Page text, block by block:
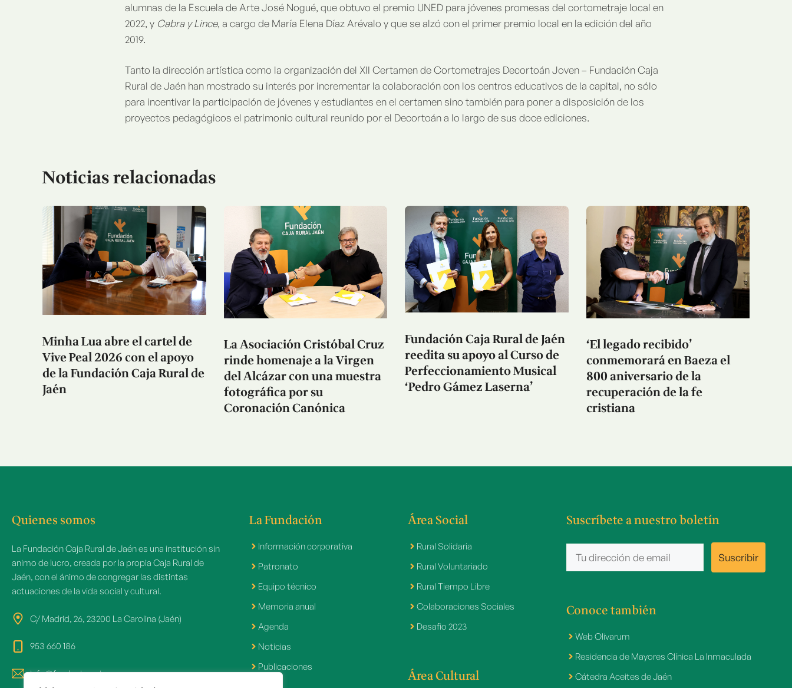
alumnas de la Escuela de Arte José Nogué, que obtuvo el premio UNED para jóvenes promesas del cortometraje local en
2022, y Cabra y Lince, a cargo de María Elena Díaz Arévalo y que se alzó con el primer premio local en la edición del año
2019.
Tanto la dirección artística como la organización del XII Certamen de Cortometrajes Decortoán Joven – Fundación Caja
Rural de Jaén han mostrado su interés por incrementar la colaboración con los centros educativos de la capital, no sólo
para incentivar la participación de jóvenes y estudiantes en el certamen sino también para poner a disposición de los
proyectos pedagógicos el patrimonio cultural reunido por el Decortoán a lo largo de sus doce ediciones.
Noticias relacionadas
Minha Lua abre el cartel de
Vive Peal 2026 con el apoyo
de la Fundación Caja Rural de
Jaén
La Asociación Cristóbal Cruz
rinde homenaje a la Virgen
del Alcázar con una muestra
fotográfica por su
Coronación Canónica
Fundación Caja Rural de Jaén
reedita su apoyo al Curso de
Perfeccionamiento Musical
‘Pedro Gámez Laserna’
‘El legado recibido’
conmemorará en Baeza el
800 aniversario de la
recuperación de la fe
cristiana
Quienes somos
La Fundación Caja Rural de Jaén es una institución sin
animo de lucro, creada por la propia Caja Rural de
Jaén, con el ánimo de congregar las distintas
actuaciones de la vida social y cultural.
C/ Madrid, 26, 23200 La Carolina (Jaén)
953 660 186
info@fundacioncrj.es
La Fundación
Información corporativa
Patronato
Equipo técnico
Memoria anual
Agenda
Noticias
Publicaciones
Área Social
Rural Solidaria
Rural Voluntariado
Rural Tiempo Libre
Colaboraciones Sociales
Desafio 2023
Área Cultural
Suscríbete a nuestro boletín
Conoce también
Web Olivarum
Residencia de Mayores Clínica La Inmaculada
Cátedra Aceites de Jaén